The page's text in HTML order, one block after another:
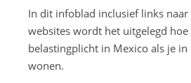
In dit infoblad inclusief links
websites wordt het uitgelegd
belastingplicht in Mexico als je in
wonen.